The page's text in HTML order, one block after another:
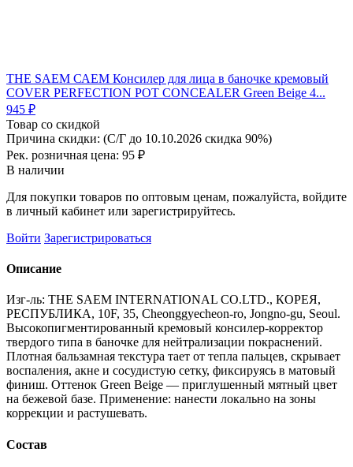
THE SAEM САЕМ Консилер для лица в баночке кремовый
COVER PERFECTION POT CONCEALER Green Beige 4...
945 ₽
Товар со скидкой
Причина скидки: (С/Г до 10.10.2026 скидка 90%)
Рек. розничная цена: 95 ₽
В наличии
Для покупки товаров по оптовым ценам, пожалуйста, войдите
в личный кабинет или зарегистрируйтесь.
Войти Зарегистрироваться
Описание
Изг-ль: THE SAEM INTERNATIONAL CO.LTD., КОРЕЯ,
РЕСПУБЛИКА, 10F, 35, Cheonggyecheon-ro, Jongno-gu, Seoul.
Высокопигментированный кремовый консилер-корректор
твердого типа в баночке для нейтрализации покраснений.
Плотная бальзамная текстура тает от тепла пальцев, скрывает
воспаления, акне и сосудистую сетку, фиксируясь в матовый
финиш. Оттенок Green Beige — приглушенный мятный цвет
на бежевой базе. Применение: нанести локально на зоны
коррекции и растушевать.
Состав